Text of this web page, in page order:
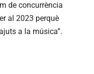
de concurrència
al 2023 perquè
a la música”.